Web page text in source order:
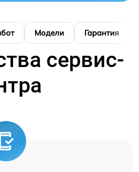
Модели Гарантия
сервис-